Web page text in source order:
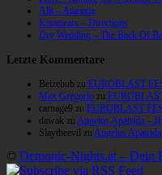
Allt – Ataraxia
Knumears – Directions
Dry Wedding – The Back Of
Letzte Kommentare
Belzebub zu EUROBLAST
Max Gregorio zu
carnage9 zu EUROBLAST
dawak zu Angelus Apatrida –
Slaytheevil zu Angelus
© Demonic-Nights.at – Dein